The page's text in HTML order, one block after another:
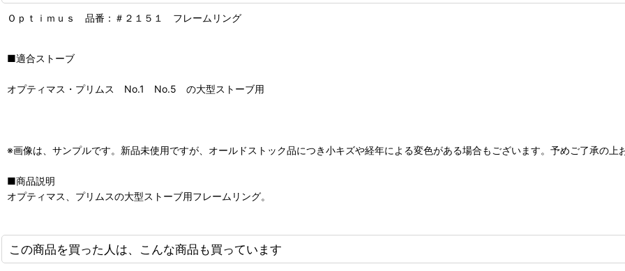
Ｏｐｔｉｍｕｓ 品番：＃２１５１ フレームリング
■適合ストーブ
オプティマス・プリムス No.1 No.5 の大型ストーブ用
※画像は、サンプルです。新品未使用ですが、オールドストック品につき小キズや経年による変色がある場合もございます。予めご了承の上
■商品説明
オプティマス、プリムスの大型ストーブ用フレームリング。
この商品を買った人は、こんな商品も買っています